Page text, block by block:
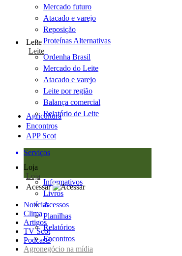
Mercado futuro
Atacado e varejo
Reposição
Proteínas Alternativas
Leite
Leite
Ordenha Brasil
Mercado do Leite
Atacado e varejo
Leite por região
Balança comercial
Relatório de Leite
Agricultura
Encontros
APP Scot
Serviços
Loja
Loja
Informativos
Livros
Acessos
Planilhas
Relatórios
Encontros
Acessar
Notícias
Clima
Artigos
TV Scot
Podcasts
Agronegócio na mídia